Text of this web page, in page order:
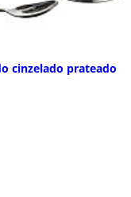
cinzelado prateado